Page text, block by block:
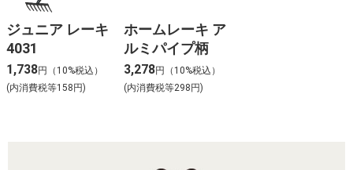
ジュニア レーキ
4031
1,738円（10%税込）
(内消費税等158円)
ホームレーキ ア
ルミパイプ柄
3,278円（10%税込）
(内消費税等298円)